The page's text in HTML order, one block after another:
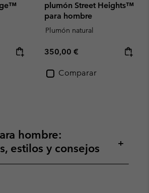
plumón Street Heights™
para hombre
Plumón natural
Regular price:
350,00 €
Comparar
hombre:
estilos y consejos
+